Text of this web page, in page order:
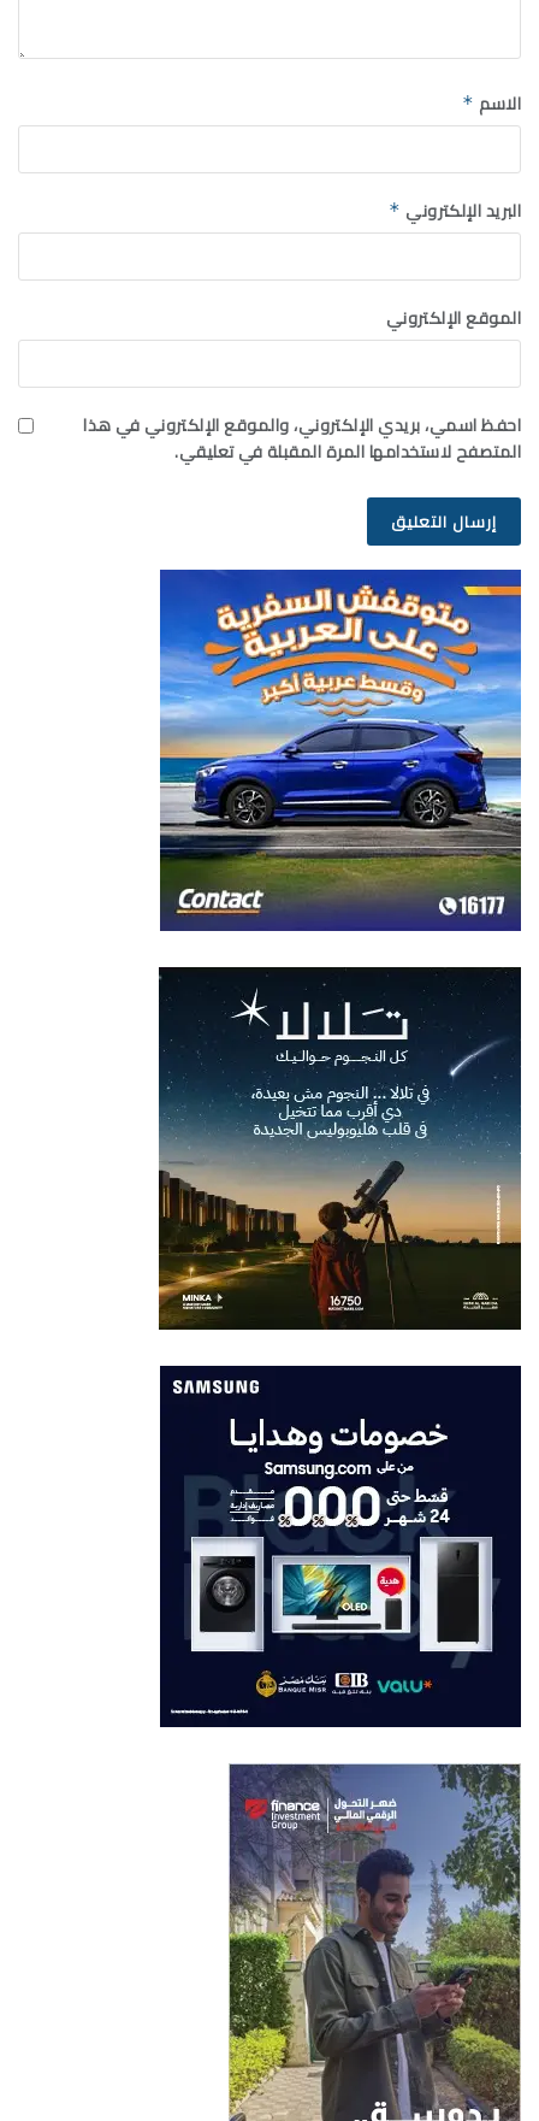
الاسم *
البريد الإلكتروني *
الموقع الإلكتروني
احفظ اسمي، بريدي الإلكتروني، والموقع الإلكتروني في هذا
المتصفح لاستخدامها المرة المقبلة في تعليقي.